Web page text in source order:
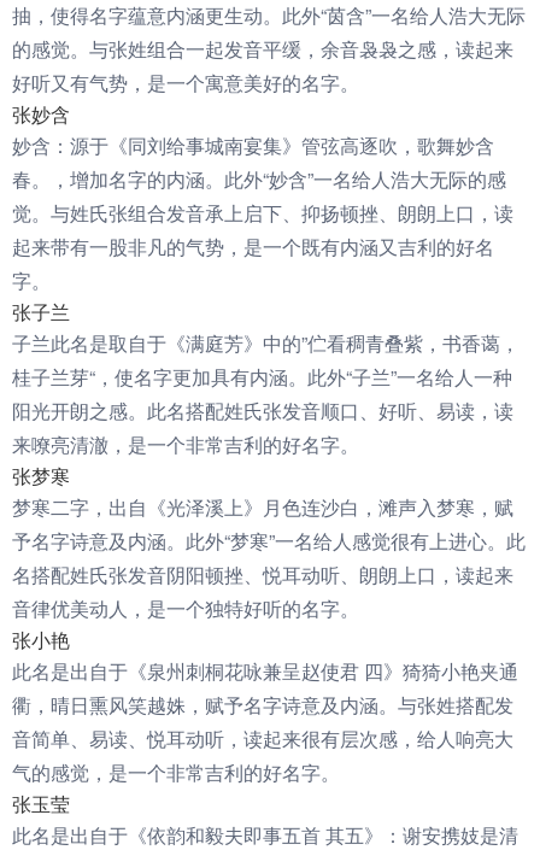
抽，使得名字蕴意内涵更生动。此外“茵含”一名给人浩大无际
的感觉。与张姓组合一起发音平缓，余音袅袅之感，读起来
好听又有气势，是一个寓意美好的名字。
张妙含
妙含：源于《同刘给事城南宴集》管弦高逐吹，歌舞妙含
春。，增加名字的内涵。此外“妙含”一名给人浩大无际的感
觉。与姓氏张组合发音承上启下、抑扬顿挫、朗朗上口，读
起来带有一股非凡的气势，是一个既有内涵又吉利的好名
字。
张子兰
子兰此名是取自于《满庭芳》中的”伫看稠青叠紫，书香蔼，
桂子兰芽“，使名字更加具有内涵。此外“子兰”一名给人一种
阳光开朗之感。此名搭配姓氏张发音顺口、好听、易读，读
来嘹亮清澈，是一个非常吉利的好名字。
张梦寒
梦寒二字，出自《光泽溪上》月色连沙白，滩声入梦寒，赋
予名字诗意及内涵。此外“梦寒”一名给人感觉很有上进心。此
名搭配姓氏张发音阴阳顿挫、悦耳动听、朗朗上口，读起来
音律优美动人，是一个独特好听的名字。
张小艳
此名是出自于《泉州刺桐花咏兼呈赵使君 四》猗猗小艳夹通
衢，晴日熏风笑越姝，赋予名字诗意及内涵。与张姓搭配发
音简单、易读、悦耳动听，读起来很有层次感，给人响亮大
气的感觉，是一个非常吉利的好名字。
张玉莹
此名是出自于《依韵和毅夫即事五首 其五》：谢安携妓是清